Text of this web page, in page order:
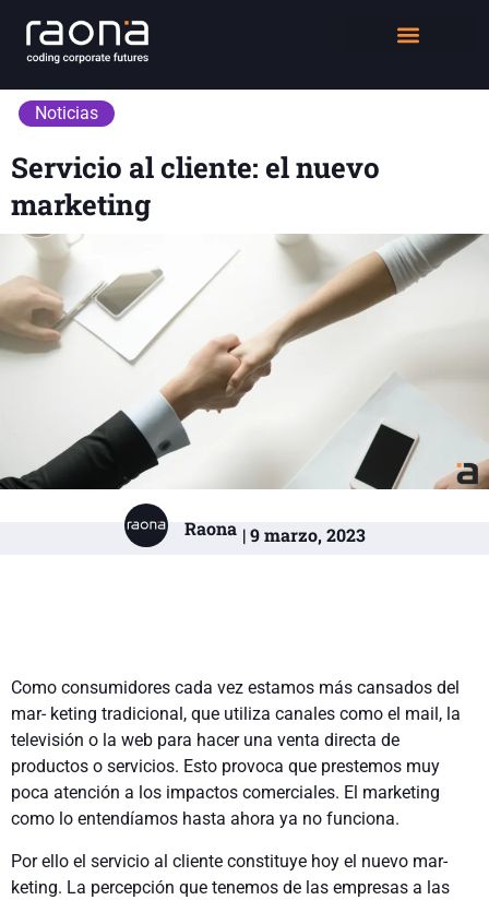
Noticias
Servicio al cliente: el nuevo
marketing
Raona | 9 marzo, 2023
Como consumidores cada vez estamos más cansados del
mar- keting tradicional, que utiliza canales como el mail, la
televisión o la web para hacer una venta directa de
productos o servicios. Esto provoca que prestemos muy
poca atención a los impactos comerciales. El marketing
como lo entendíamos hasta ahora ya no funciona.
Por ello el servicio al cliente constituye hoy el nuevo mar­
keting. La percepción que tenemos de las empresas a las